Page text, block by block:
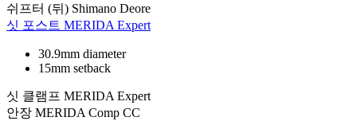
쉬프터 (뒤) Shimano Deore
싯 포스트 MERIDA Expert
30.9mm diameter
15mm setback
싯 클램프 MERIDA Expert
안장 MERIDA Comp CC